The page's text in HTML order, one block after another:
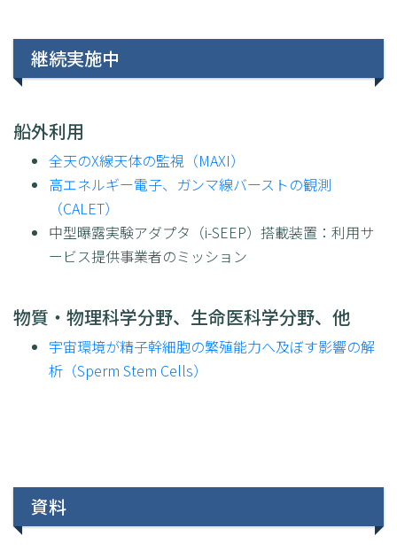
継続実施中
船外利用
全天のX線天体の監視（MAXI）
高エネルギー電子、ガンマ線バーストの観測
（CALET）
中型曝露実験アダプタ（i-SEEP）搭載装置：利用サ
ービス提供事業者のミッション
物質・物理科学分野、生命医科学分野、他
宇宙環境が精子幹細胞の繁殖能力へ及ぼす影響の解
析（Sperm Stem Cells）
資料